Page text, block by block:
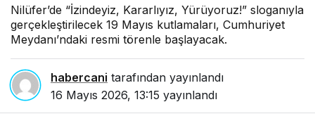
Nilüfer’de “İzindeyiz, Kararlıyız, Yürüyoruz!” sloganıyla
gerçekleştirilecek 19 Mayıs kutlamaları, Cumhuriyet
Meydanı’ndaki resmi törenle başlayacak.
habercani tarafından yayınlandı
16 Mayıs 2026, 13:15 yayınlandı